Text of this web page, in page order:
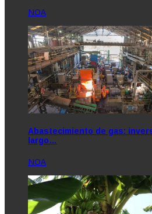
NOA
Abastecimiento de gas:
largo…
NOA